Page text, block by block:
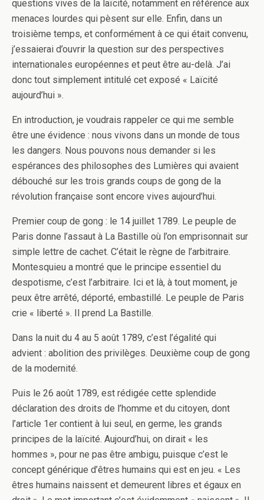
questions vives de la laïcité, notamment en référence aux
menaces lourdes qui pèsent sur elle. Enfin, dans un
troisième temps, et conformément à ce qui était convenu,
j’essaierai d’ouvrir la question sur des perspectives
internationales européennes et peut être au-delà. J’ai
donc tout simplement intitulé cet exposé « Laïcité
aujourd’hui ».
En introduction, je voudrais rappeler ce qui me semble
être une évidence : nous vivons dans un monde de tous
les dangers. Nous pouvons nous demander si les
espérances des philosophes des Lumières qui avaient
débouché sur les trois grands coups de gong de la
révolution française sont encore vives aujourd’hui.
Premier coup de gong : le 14 juillet 1789. Le peuple de
Paris donne l’assaut à La Bastille où l’on emprisonnait sur
simple lettre de cachet. C’était le règne de l’arbitraire.
Montesquieu a montré que le principe essentiel du
despotisme, c’est l’arbitraire. Ici et là, à tout moment, je
peux être arrêté, déporté, embastillé. Le peuple de Paris
crie « liberté ». Il prend La Bastille.
Dans la nuit du 4 au 5 août 1789, c’est l’égalité qui
advient : abolition des privilèges. Deuxième coup de gong
de la modernité.
Puis le 26 août 1789, est rédigée cette splendide
déclaration des droits de l’homme et du citoyen, dont
l’article 1er contient à lui seul, en germe, les grands
principes de la laïcité. Aujourd’hui, on dirait « les
hommes », pour ne pas être ambigu, puisque c’est le
concept générique d’êtres humains qui est en jeu. « Les
êtres humains naissent et demeurent libres et égaux en